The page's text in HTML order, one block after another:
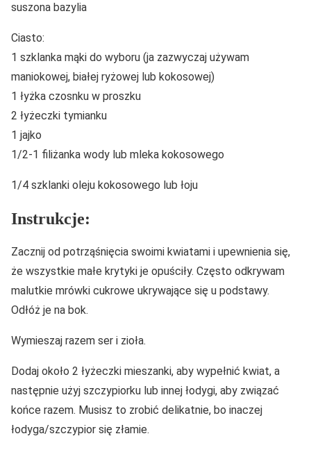
suszona bazylia
Ciasto:
1 szklanka mąki do wyboru (ja zazwyczaj używam
maniokowej, białej ryżowej lub kokosowej)
1 łyżka czosnku w proszku
2 łyżeczki tymianku
1 jajko
1/2-1 filiżanka wody lub mleka kokosowego
1/4 szklanki oleju kokosowego lub łoju
Instrukcje:
Zacznij od potrząśnięcia swoimi kwiatami i upewnienia się,
że wszystkie małe krytyki je opuściły. Często odkrywam
malutkie mrówki cukrowe ukrywające się u podstawy.
Odłóż je na bok.
Wymieszaj razem ser i zioła.
Dodaj około 2 łyżeczki mieszanki, aby wypełnić kwiat, a
następnie użyj szczypiorku lub innej łodygi, aby związać
końce razem. Musisz to zrobić delikatnie, bo inaczej
łodyga/szczypior się złamie.